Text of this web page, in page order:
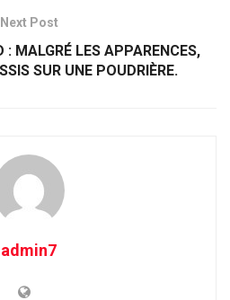
Next Post
: MALGRÉ LES APPARENCES,
SUR UNE POUDRIÈRE.
admin7